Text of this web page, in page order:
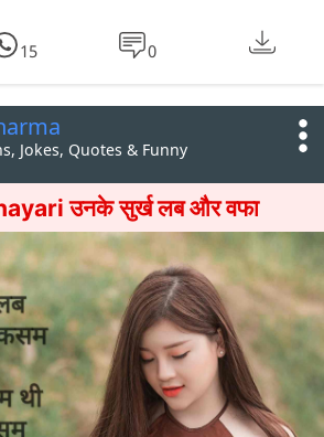
15 0
Jokes, Quotes & Funny
उनके सुर्ख लब और वफा